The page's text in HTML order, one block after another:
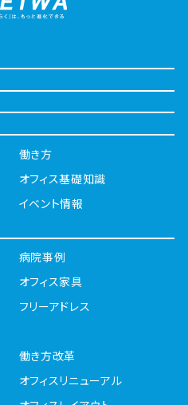
働き方
オフィス基礎知識
イベント情報
病院事例
オフィス家具
フリーアドレス
働き方改革
オフィスリニューアル